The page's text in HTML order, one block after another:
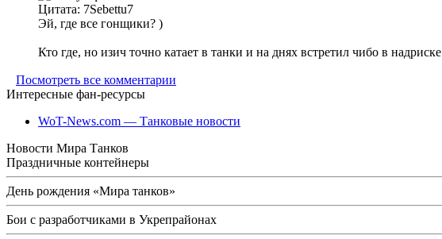
Цитата: 7Sebettu7
Эй, где все гонщики? )
Кто где, но изич точно катает в танки и на днях встретил чибо в надриске
Посмотреть все комментарии
Интересные фан-ресурсы
WoT-News.com — Танковые новости
Новости Мира Танков
Праздничные контейнеры
День рождения «Мира танков»
Бои с разработчиками в Укрепрайонах